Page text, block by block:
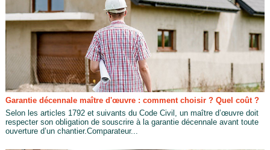
Garantie décennale maître d'œuvre : comment choisir ? Quel coût ?
Selon les articles 1792 et suivants du Code Civil, un maître d’œuvre doit
respecter son obligation de souscrire à la garantie décennale avant toute
ouverture d’un chantier.Comparateur...